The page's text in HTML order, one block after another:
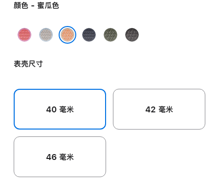
颜色 - 蜜瓜色
亮
石
雾
色
铁
苍
深
表壳尺寸
40 毫米 42 毫米
46 毫米